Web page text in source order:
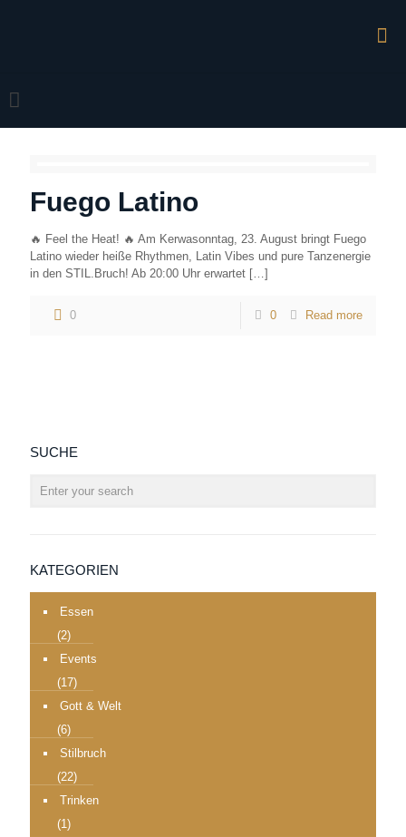
Fuego Latino
🔥 Feel the Heat! 🔥 Am Kerwasonntag, 23. August bringt Fuego
Latino wieder heiße Rhythmen, Latin Vibes und pure Tanzenergie
in den STIL.Bruch! Ab 20:00 Uhr erwartet […]
0 0 Read more
SUCHE
KATEGORIEN
Essen
(2)
Events
(17)
Gott & Welt
(6)
Stilbruch
(22)
Trinken
(1)